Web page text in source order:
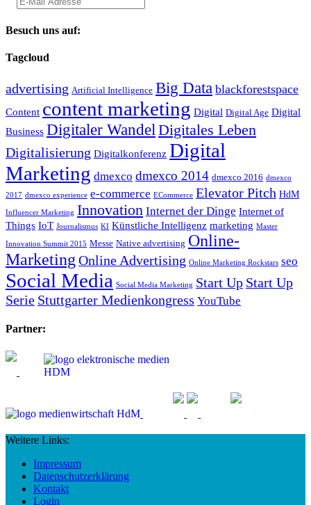
Besuch uns auf:
Tagcloud
advertising Artificial Intelligence Big Data blackforestspace
Content content marketing Digital Digital Age Digital
Business Digitaler Wandel Digitales Leben
Digitalisierung Digitalkonferenz Digital
Marketing dmexco dmexco 2014 dmexco 2016 dmexco
2017 dmexco experience e-commerce ECommerce Elevator Pitch HdM
Influencer Marketing Innovation Internet der Dinge Internet of
Things IoT Journalismus KI Künstliche Intelligenz marketing Master
Innovation Summit 2015 Messe Native advertising Online-
Marketing Online Advertising Online Marketing Rockstars seo
Social Media Social Media Marketing Start Up Start Up
Serie Stuttgarter Medienkongress YouTube
Partner:
Weitere Links:
Impressum
Datenschutzerklärung
Kontakt
Login